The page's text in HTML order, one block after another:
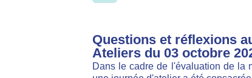
Questions et réflexions
Ateliers du 03 octobre
Dans le cadre de l'évaluation de la